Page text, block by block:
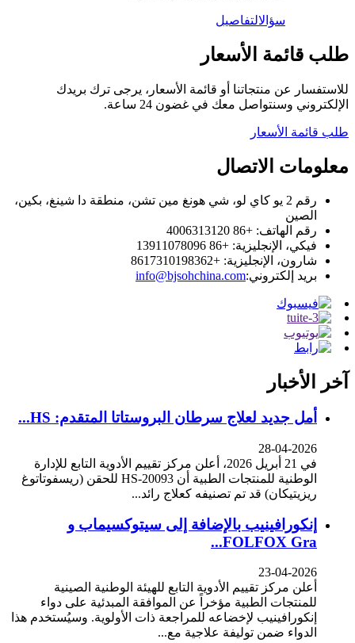
سؤالالتفاصيل
طلب قائمة الأسعار
للاستفسار عن منتجاتنا أو قائمة الأسعار، يرجى ترك بريدك
الإلكتروني وسنتواصل معك في غضون 24 ساعة.
طلب قائمة الأسعار
معلومات الاتصال
رقم 2 يو كاي لو، شي هونغ مين تشن، منطقة دا شينغ، بكين،
الصين
رقم الهاتف: +86 4006313120
فيكي، الإنجليزية: +86 13911078096
شارون، الإنجليزية: +8617310198362
بريد إلكتروني:info@bjsohchina.com
آخر الأخبار
أمل جديد لعلاج سرطان البروستاتا المتقدم: HS...
28-04-2026
في 21 أبريل 2026، أعلن مركز تقييم الأدوية التابع للإدارة
الوطنية للمنتجات الطبية أن HS-20093 للحقن (ريسفوتاتوغ
ريزيتيكان) قد تم تصنيفه كعلاج رائد...
إنكورافينيب بالإضافة إلى سيتوكسيماب و
FOLFOX Gra...
23-04-2026
أعلن مركز تقييم الأدوية التابع للهيئة الوطنية الصينية
للمنتجات الطبية مؤخراً عن الموافقة المبدئية على دواء
إنكورافينيب لإخضاعه للمراجعة ذات الأولوية. وسيُستخدم هذا
الدواء ضمن توليفة علاجية مع...